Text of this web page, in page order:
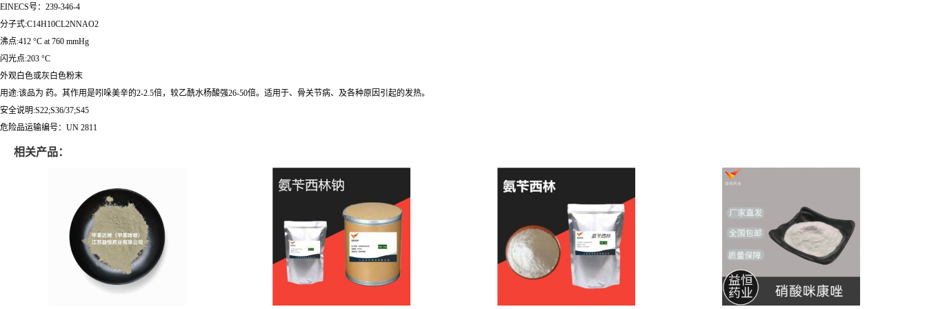
EINECS号：239-346-4
分子式:C14H10CL2NNAO2
沸点:412 °C at 760 mmHg
闪光点:203 °C
外观白色或灰白色粉末
用途:该品为 药。其作用是吲哚美辛的2-2.5倍，较乙酰水杨酸强26-50倍。适用于、骨关节病、及各种原因引起的发热。
安全说明:S22;S36/37;S45
危险品运输编号：UN 2811
相关产品：